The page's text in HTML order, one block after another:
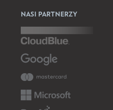
NASI PARTNERZY